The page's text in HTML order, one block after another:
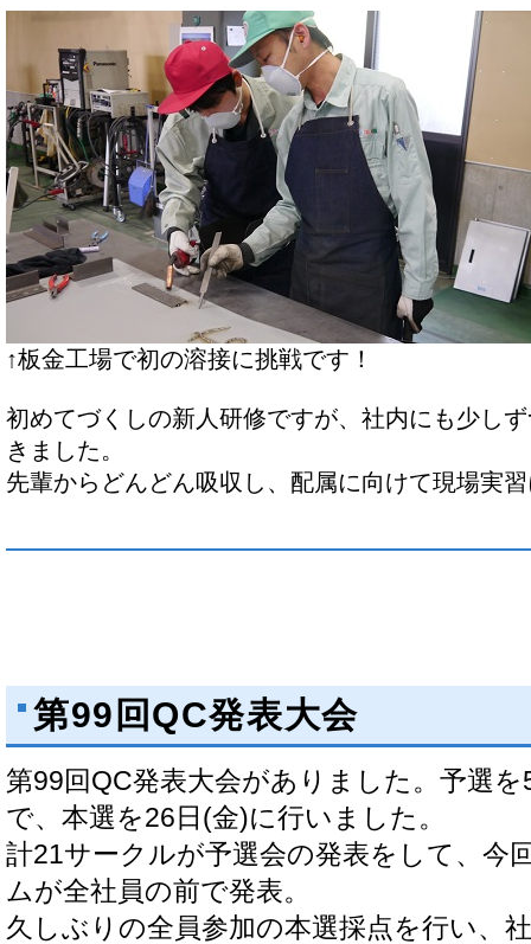
↑板金工場で初の溶接に挑戦です！
初めてづくしの新人研修ですが、社内にも少し
きました。
先輩からどんどん吸収し、配属に向けて現場実
第99回QC発表大会
第99回QC発表大会がありました。予選
で、本選を26日(金)に行いました。
計21サークルが予選会の発表をして、今
ムが全社員の前で発表。
久しぶりの全員参加の本選採点を行い、